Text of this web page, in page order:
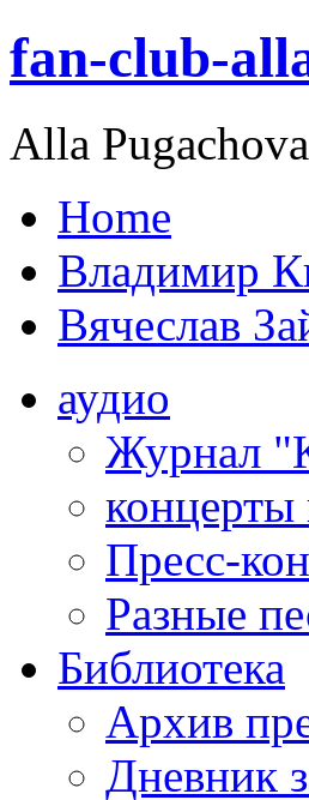
fan-club-
Alla Pugachova
Home
Владимир
Вячеслав
аудио
Журнал
концерты
Пресс-
Разные
Библиотека
Архив
Дневник